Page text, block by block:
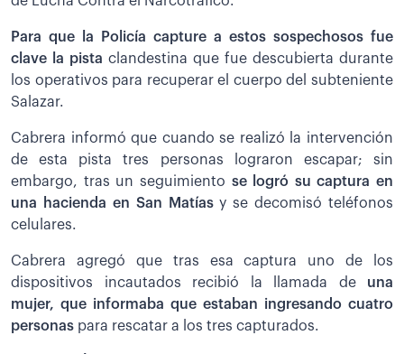
Para que la Policía capture a estos sospechosos fue
clave la pista clandestina que fue descubierta durante
los operativos para recuperar el cuerpo del subteniente
Salazar.
Cabrera informó que cuando se realizó la intervención
de esta pista tres personas lograron escapar; sin
embargo, tras un seguimiento se logró su captura en
una hacienda en San Matíasy se decomisó teléfonos
celulares.
Cabrera agregó que tras esa captura uno de los
dispositivos incautados recibió la llamada deuna
mujer, que informaba que estaban ingresando cuatro
personas para rescatar a los tres capturados.